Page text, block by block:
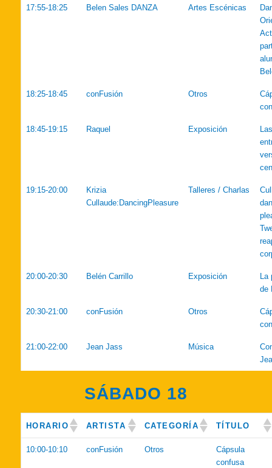
17:55-18:25 Belen Sales DANZA Artes Escénicas
18:25-18:45 conFusión Otros
18:45-19:15 Raquel Exposición
19:15-20:00
Krizia
Cullaude:DancingPleasure
Talleres / Charlas
20:00-20:30 Belén Carrillo Exposición
La
de
20:30-21:00 conFusión Otros
21:00-22:00 Jean Jass Música
SÁBADO 18
HORARIO ARTISTA CATEGORÍA TÍTULO
10:00-10:10 conFusión Otros
Cápsula
confusa